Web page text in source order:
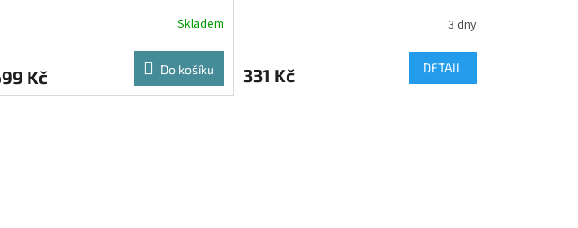
Skladem
Kč Do košíku
3 dny
331 Kč DETAIL